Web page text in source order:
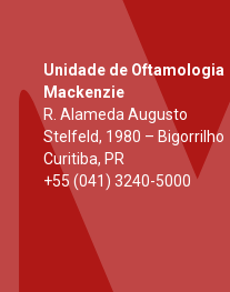
Unidade de Oftamologia
Mackenzie
R. Alameda Augusto
Stelfeld, 1980 – Bigorrilho
Curitiba, PR
+55 (041) 3240-5000